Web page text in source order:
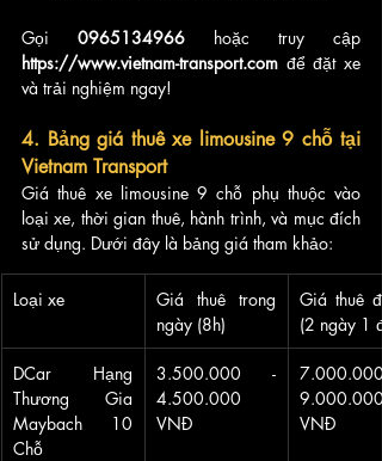
Gọi 0965134966
https://www.vietnam-transport.com để đặt xe
và trải nghiệm ngay!
4. Bảng giá thuê xe limousine 9 chỗ tại
Vietnam Transport
Giá thuê xe limousine 9 chỗ phụ thuộc vào
loại xe, thời gian thuê, hành trình, và mục đích
sử dụng. Dưới đây là bảng giá tham khảo:
Loại xe
Giá thuê trong
ngày (8h)
Giá thuê đi
(2 ngày 1
DCar Hạng
Thương Gia
Maybach 10
Chỗ
3.500.000 -
4.500.000
VNĐ
9.000.000
VNĐ